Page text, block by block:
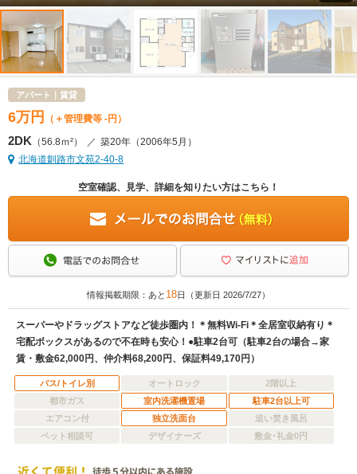
アパート｜賃貸
6万 円 （＋管理費等 -円）
2DK （56.8ｍ²） ／ 築20年 （2006年5月）
北海道釧路市文苑2-40-8
空室確認、見学、詳細を知りたい方はこちら！
情報掲載期限：あと 18日（更新日 2026/7/27）
スーパーやドラッグストアなど徒歩圏内！＊無料Wi-Fi＊全居室収納有り＊
宅配ボックスがあるので不在時も安心！●駐車2台可（駐車2台の場合→家
賃・敷金62,000円、仲介料68,200円、保証料49,170円）
バス/トイレ別 オートロック
2階以上
都市ガス
室内洗濯機置場
駐車2台以上可
エアコン付
独立洗面台
追い焚き風呂
ペット相談可
デザイナーズ 敷金･礼金0円